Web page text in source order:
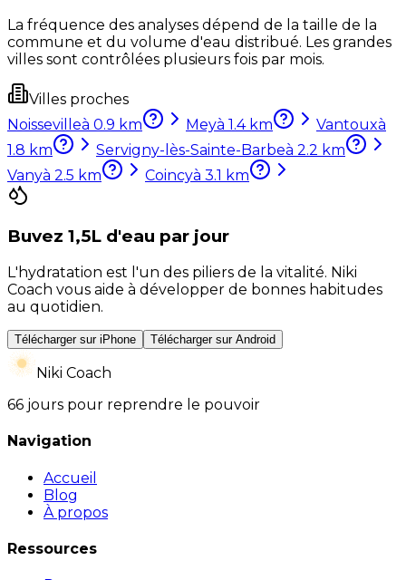
La fréquence des analyses dépend de la taille de la
commune et du volume d'eau distribué. Les grandes
villes sont contrôlées plusieurs fois par mois.
Villes proches
Noissevilleà 0.9 km Meyà 1.4km Vantouxà
1.8 km Servigny-lès-Sainte-Barbeà 2.2 km
Vanyà 2.5 km Coincyà 3.1 km
Buvez 1,5L d'eau par jour
L'hydratation est l'un des piliers de la vitalité. Niki
Coach vous aide à développer de bonnes habitudes
au quotidien.
Télécharger sur iPhone Télécharger sur Android
Niki Coach
66 jours pour reprendre le pouvoir
Navigation
Accueil
Blog
À propos
Ressources